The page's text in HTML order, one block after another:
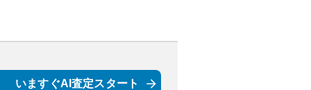
いますぐAI査定スタート